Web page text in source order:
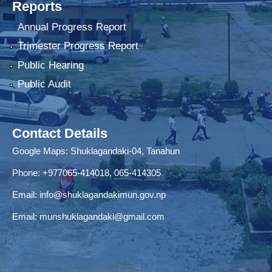
Reports
Annual Progress Report
Trimester Progress Report
Public Hearing
Public Audit
Contact Details
Google Maps: Shuklagandaki-04, Tanahun
Phone: +977065-414018,065-414305
Email: info@shuklagandakimun.gov.np
Email:munshuklagandaki@gmail.com